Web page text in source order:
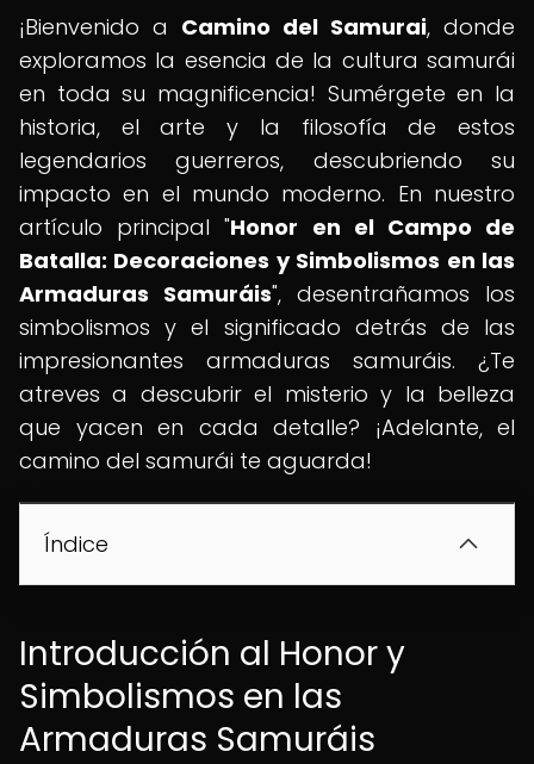
¡Bienvenido a Camino del Samurai, donde
exploramos la esencia de la cultura samurái
en toda su magnificencia! Sumérgete en la
historia, el arte y la filosofía de estos
legendarios guerreros, descubriendo su
impacto en el mundo moderno. En nuestro
artículo principal "Honor en el Campo de
Batalla: Decoraciones y Simbolismos en las
Armaduras Samuráis", desentrañamos los
simbolismos y el significado detrás de las
impresionantes armaduras samuráis. ¿Te
atreves a descubrir el misterio y la belleza
que yacen en cada detalle? ¡Adelante, el
camino del samurái te aguarda!
Índice
Introducción al Honor y
Simbolismos en las
Armaduras Samuráis